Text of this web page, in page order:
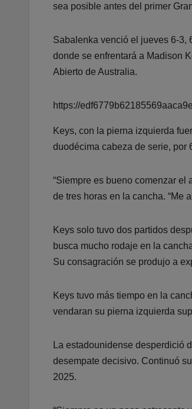
sea posible antes del primer
Sabalenka venció el jueves 6-3,
donde se enfrentará a Madison
Abierto de Australia.
https://
Keys, con la pierna izquierda
duodécima cabeza de serie, por
“Siempre es bueno comenzar el
de tres horas en la cancha. “Me
Keys solo tuvo dos partidos
busca mucho rodaje en la
Su consagración se produjo a
Keys tuvo más tiempo en la
vendaran su pierna izquierda
La estadounidense desperdició
desempate decisivo. Continuó
2025.